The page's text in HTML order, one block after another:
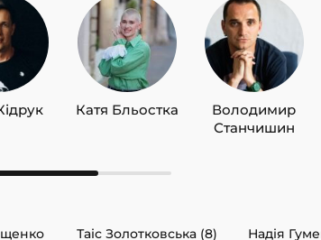
Катя Бльостка
Володимир
Станчишин
Таіс Золотковська (8) Надія